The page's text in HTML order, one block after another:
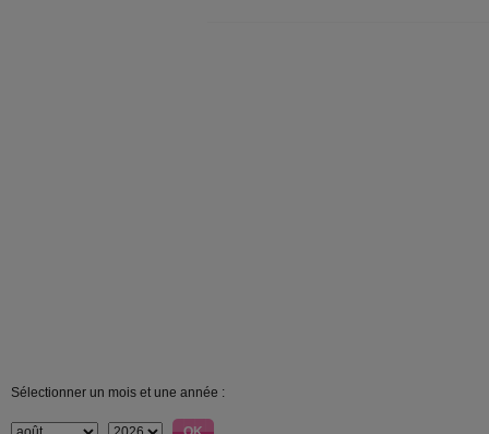
Sélectionner un mois et une année :